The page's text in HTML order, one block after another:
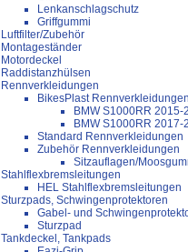
Lenkanschlagschutz
Griffgummi
Luftfilter/Zubehör
Montageständer
Motordeckel
Raddistanzhülsen
Rennverkleidungen
BikesPlast Rennverkleidungen
BMW S1000RR 2015-
BMW S1000RR 2017-
Standard Rennverkleidungen
Zubehör Rennverkleidungen
Sitzauflagen/
Stahlflexbremsleitungen
HEL Stahlflexbremsleitungen
Sturzpads, Schwingenprotektoren
Gabel- und
Sturzpad
Tankdeckel, Tankpads